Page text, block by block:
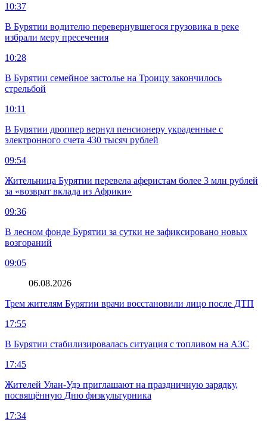
10:37
В Бурятии водителю перевернувшегося грузовика в реке
избрали меру пресечения
10:28
В Бурятии семейное застолье на Троицу закончилось
стрельбой
10:11
В Бурятии дроппер вернул пенсионеру украденные с
электронного счета 430 тысяч рублей
09:54
Жительница Бурятии перевела аферистам более 3 млн рублей
за «возврат вклада из Африки»
09:36
В лесном фонде Бурятии за сутки не зафиксировано новых
возгораний
09:05
06.08.2026
Трем жителям Бурятии врачи восстановили лицо после ДТП
17:55
В Бурятии стабилизировалась ситуация с топливом на АЗС
17:45
Жителей Улан-Удэ приглашают на праздничную зарядку,
посвящённую Дню физкультурника
17:34